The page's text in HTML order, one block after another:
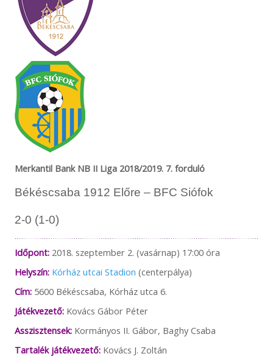
Merkantil Bank NB II Liga 2018/2019. 7. forduló
Békéscsaba 1912 Előre – BFC Siófok
2-0 (1-0)
Időpont:2018. szeptember 2. (vasárnap) 17:00 óra
Helyszín: Kórház utcai Stadion (centerpálya)
Cím:5600 Békéscsaba, Kórház utca 6.
Játékvezető:Kovács Gábor Péter
Asszisztensek:Kormányos II. Gábor, Baghy Csaba
Tartalék játékvezető: Kovács J. Zoltán